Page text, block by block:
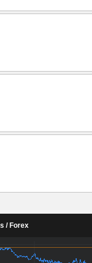
d'un navire et une
/ Forex